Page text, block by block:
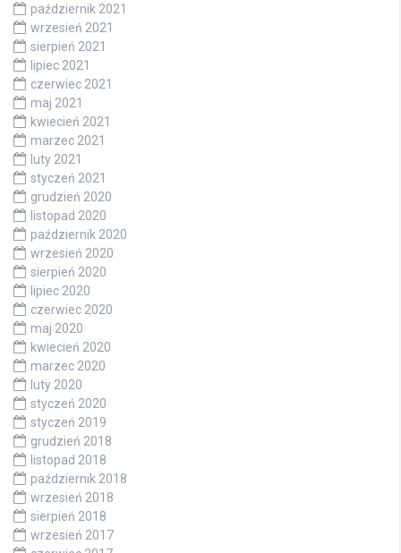
październik 2021
wrzesień 2021
sierpień 2021
lipiec 2021
czerwiec 2021
maj 2021
kwiecień 2021
marzec 2021
luty 2021
styczeń 2021
grudzień 2020
listopad 2020
październik 2020
wrzesień 2020
sierpień 2020
lipiec 2020
czerwiec 2020
maj 2020
kwiecień 2020
marzec 2020
luty 2020
styczeń 2020
styczeń 2019
grudzień 2018
listopad 2018
październik 2018
wrzesień 2018
sierpień 2018
wrzesień 2017